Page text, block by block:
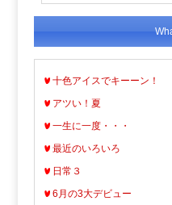
十色アイスでキーーン！
アツい！夏
一生に一度・・・
最近のいろいろ
日常３
6月の3大デビュー